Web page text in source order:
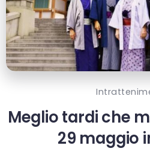
Meglio tardi che
29 maggio